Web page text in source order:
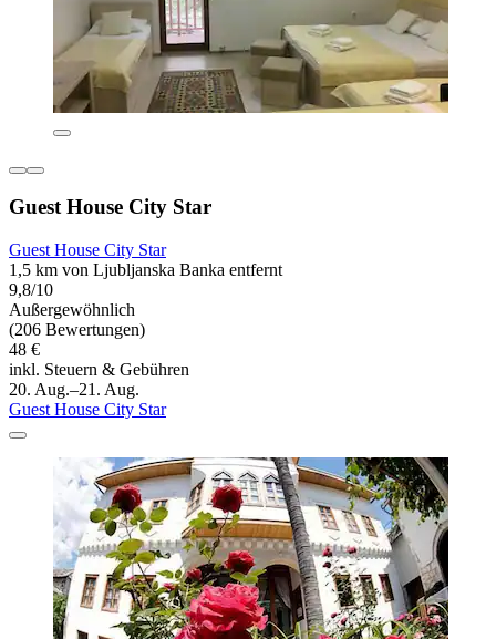
Guest House City Star
Guest House City Star
1,5 km von Ljubljanska Banka entfernt
9,8/10
Außergewöhnlich
(206 Bewertungen)
48 €
inkl. Steuern & Gebühren
20. Aug.–21. Aug.
Guest House City Star